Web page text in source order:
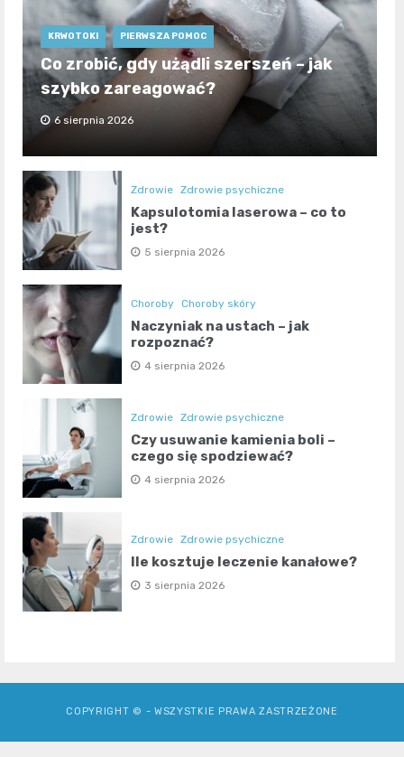
KRWOTOKI PIERWSZA POMOC
Co zrobić, gdy użądli szerszeń – jak
szybko zareagować?
6 sierpnia 2026
Zdrowie Zdrowie psychiczne
Kapsulotomia laserowa – co to
jest?
5 sierpnia 2026
Choroby Choroby skóry
Naczyniak na ustach – jak
rozpoznać?
4 sierpnia 2026
Zdrowie Zdrowie psychiczne
Czy usuwanie kamienia boli –
czego się spodziewać?
4 sierpnia 2026
Zdrowie Zdrowie psychiczne
Ile kosztuje leczenie kanałowe?
3 sierpnia 2026
COPYRIGHT © - WSZYSTKIE PRAWA ZASTRZEŻONE